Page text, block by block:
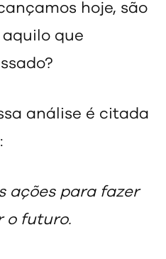
hoje, são
que
análise é citada
ações para fazer
o futuro.